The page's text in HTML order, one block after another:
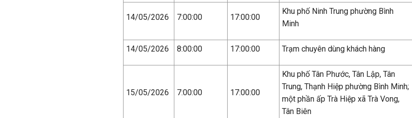
14/05/2026 7:00:00 17:00:00
Khu phố Ninh Trung phường Bình
Minh
14/05/2026 8:00:00 17:00:00 Trạm chuyên dùng khách hàng
15/05/2026 7:00:00 17:00:00
Khu phố Tân Phước, Tân Lập, Tân
Trung, Thạnh Hiệp phường Bình Minh;
một phần ấp Trà Hiệp xã Trà Vong,
Tân Biên